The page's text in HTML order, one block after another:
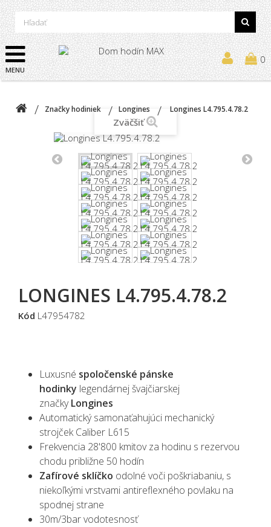
MENU
0
Značky hodiniek Longines Longines L4.795.4.78.2
Zväčšiť
LONGINES L4.795.4.78.2
Kód L47954782
Luxusné spoločenské pánske
hodinky legendárnej švajčiarskej
značkyLongines
Automatický samonaťahujúci mechanický
strojček Caliber L615
Frekvencia 28'800 kmitov za hodinu s rezervou
chodu približne 50 hodín
Zafírové sklíčko odolné voči poškriabaniu, s
niekoľkými vrstvami antireflexného povlaku na
spodnej strane
30m/3bar vodotesnosť